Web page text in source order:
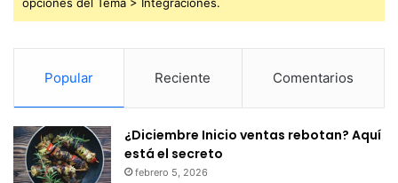
Popular Reciente Comentarios
¿Diciembre Inicio ventas rebotan? Aquí
está el secreto
febrero 5, 2026